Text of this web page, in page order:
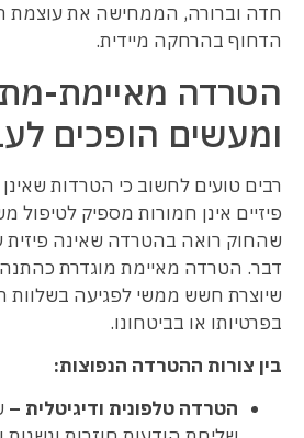
חדה וברורה, הממחישה את עוצמת
הדחוף בהרחקה מיידית.
הטרדה מאיימת-מתי
ומעשים הופכים
רבים טועים לחשוב כי הטרדות שאינן
פיזיים אינן חמורות מספיק לטיפול
שהחוק רואה בהטרדה שאינה פיזית
דבר. הטרדה מאיימת מוגדרת
שיוצרת חשש ממשי לפגיעה בשלוות
בפרטיותו או בביטחונו.
בין צורות ההטרדה הנפוצות:
הטרדה טלפונית ודיגיטלית –